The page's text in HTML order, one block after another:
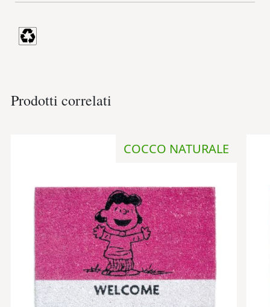
Prodotti correlati
COCCO NATURALEAggiungi